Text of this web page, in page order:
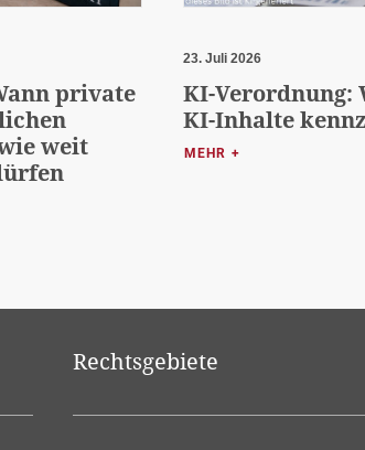
private
weit
23. Juli 2026
KI-Verordnung:
KI-Inhalte
MEHR +
Rechtsgebiete